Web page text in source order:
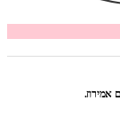
אמירוז.